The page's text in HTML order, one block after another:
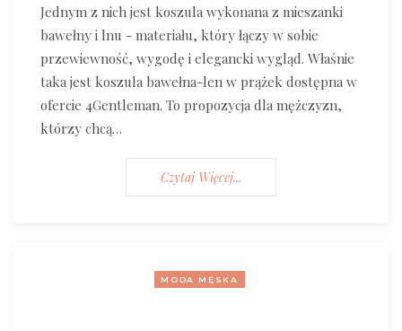
Jednym z nich jest koszula wykonana z mieszanki
bawełny i lnu - materiału, który łączy w sobie
przewiewność, wygodę i elegancki wygląd. Właśnie
taka jest koszula bawełna-len w prążek dostępna w
ofercie 4Gentleman. To propozycja dla mężczyzn,
którzy chcą…
Czytaj Więcej...
MODA MĘSKA